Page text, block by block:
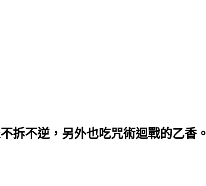
拆不逆，另外也吃咒術迴戰的乙香。